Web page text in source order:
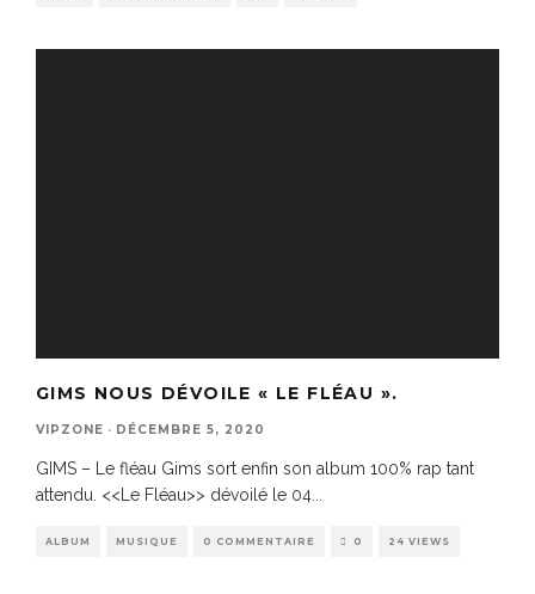
GIMS NOUS DÉVOILE « LE FLÉAU ».
VIPZONE · DÉCEMBRE 5, 2020
GIMS – Le fléau Gims sort enfin son album 100% rap tant
attendu. <<Le Fléau>> dévoilé le 04
ALBUM MUSIQUE 0 COMMENTAIRE 0 24 VIEWS